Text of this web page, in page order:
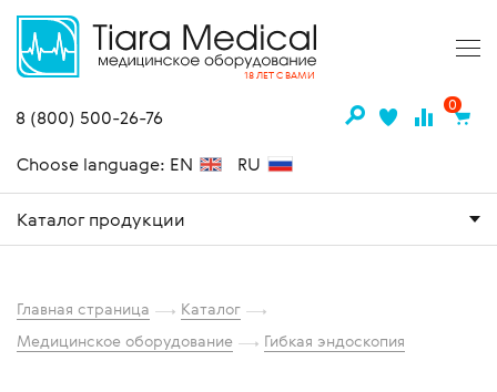
18 ЛЕТ С ВАМИ
8 (800) 500-26-76
0
Choose language: EN RU
Каталог продукции
Главная страница
Каталог
Медицинское оборудование
Гибкая эндоскопия